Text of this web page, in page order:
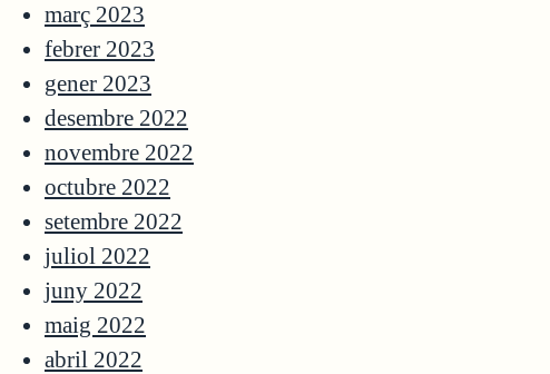
març 2023
febrer 2023
gener 2023
desembre 2022
novembre 2022
octubre 2022
setembre 2022
juliol 2022
juny 2022
maig 2022
abril 2022